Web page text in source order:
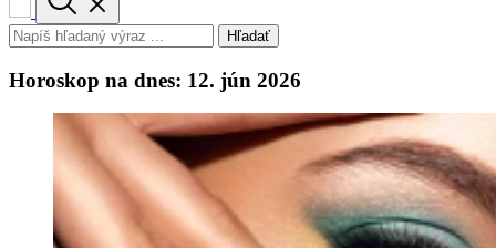
Hľadať
Horoskop na dnes: 12. jún 2026